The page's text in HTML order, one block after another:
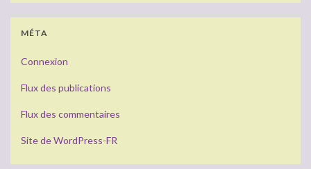
MÉTA
Connexion
Flux des publications
Flux des commentaires
Site de WordPress-FR